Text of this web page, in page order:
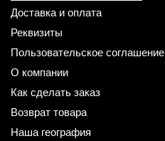
Доставка и оплата
Реквизиты
Пользовательское соглашение
О компании
Как сделать заказ
Возврат товара
Наша география